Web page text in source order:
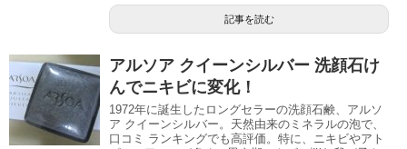
記事を読む
アルソア クイーンシルバー 洗顔石け
んでニキビに変化！
1972年に誕生したロングセラーの洗顔石鹸、アルソ
ア クイーンシルバー。天然由来のミネラルの泡で、
口コミ ランキングでも高評価。特に、ニキビやアト